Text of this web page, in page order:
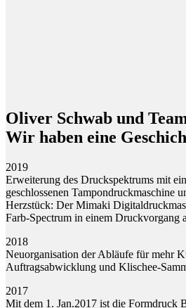
Oliver Schwab und
Wir haben eine
2019
Erweiterung des Druckspektrums mit
geschlossenen Tampondruckmaschine
Herzstück: Der Mimaki
Farb-Spectrum in einem Druckvorgang
2018
Neuorganisation der Abläufe für mehr
Auftragsabwicklung und Klischee-
2017
Mit dem 1. Jan.2017 ist die Formdruck